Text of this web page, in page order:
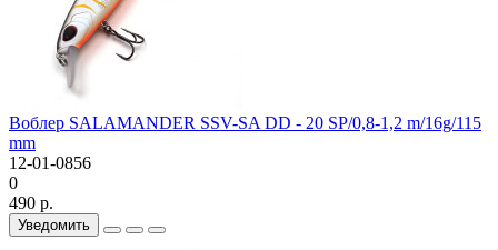
Воблер SALAMANDER SSV-SA DD - 20 SP/0,8-1,2 m/16g/115
mm
12-01-0856
0
490 р.
Уведомить